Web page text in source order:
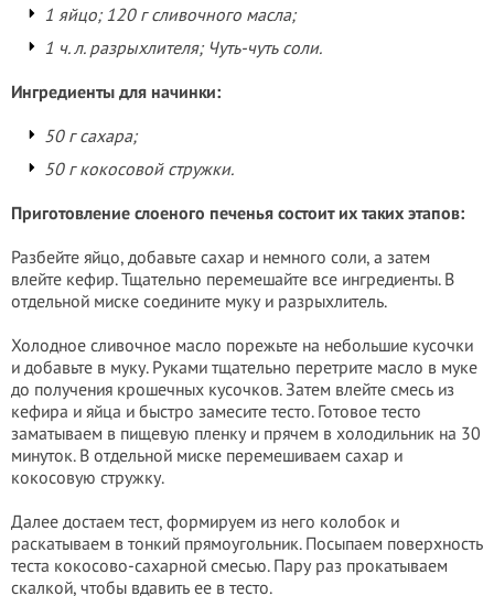
1 яйцо; 120 г сливочного масла;
1 ч. л. разрыхлителя; Чуть-чуть соли.
Ингредиенты для начинки:
50 г сахара;
50 г кокосовой стружки.
Приготовление слоеного печенья состоит их таких этапов:
Разбейте яйцо, добавьте сахар и немного соли, а затем
влейте кефир. Тщательно перемешайте все ингредиенты. В
отдельной миске соедините муку и разрыхлитель.
Холодное сливочное масло порежьте на небольшие кусочки
и добавьте в муку. Руками тщательно перетрите масло в муке
до получения крошечных кусочков. Затем влейте смесь из
кефира и яйца и быстро замесите тесто. Готовое тесто
заматываем в пищевую пленку и прячем в холодильник на 30
минуток. В отдельной миске перемешиваем сахар и
кокосовую стружку.
Далее достаем тест, формируем из него колобок и
раскатываем в тонкий прямоугольник. Посыпаем поверхность
теста кокосово-сахарной смесью. Пару раз прокатываем
скалкой, чтобы вдавить ее в тесто.